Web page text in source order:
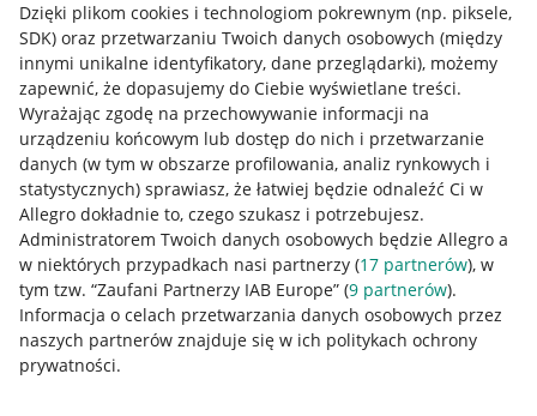
Dzięki plikom cookies i technologiom pokrewnym (np. piksele,
SDK) oraz przetwarzaniu Twoich danych osobowych (między
innymi unikalne identyfikatory, dane przeglądarki), możemy
zapewnić, że dopasujemy do Ciebie wyświetlane treści.
Wyrażając zgodę na przechowywanie informacji na
urządzeniu końcowym lub dostęp do nich i przetwarzanie
danych (w tym w obszarze profilowania, analiz rynkowych i
statystycznych) sprawiasz, że łatwiej będzie odnaleźć Ci w
Allegro dokładnie to, czego szukasz i potrzebujesz.
Administratorem Twoich danych osobowych będzie Allegro a
w niektórych przypadkach nasi partnerzy (17 partnerów), w
tym tzw. “Zaufani Partnerzy IAB Europe” (9 partnerów).
Informacja o celach przetwarzania danych osobowych przez
naszych partnerów znajduje się w ich politykach ochrony
prywatności.
Nawigacja
Przydatne informacje
Jak to działa